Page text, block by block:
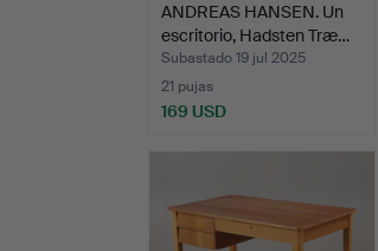
ANDREAS HANSEN. Un
escritorio, Hadsten Træ…
Subastado 19 jul 2025
21 pujas
169 USD